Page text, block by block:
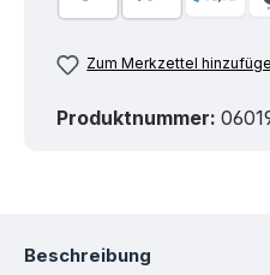
Zum Merkzettel
Produktnummer:
Beschreibung